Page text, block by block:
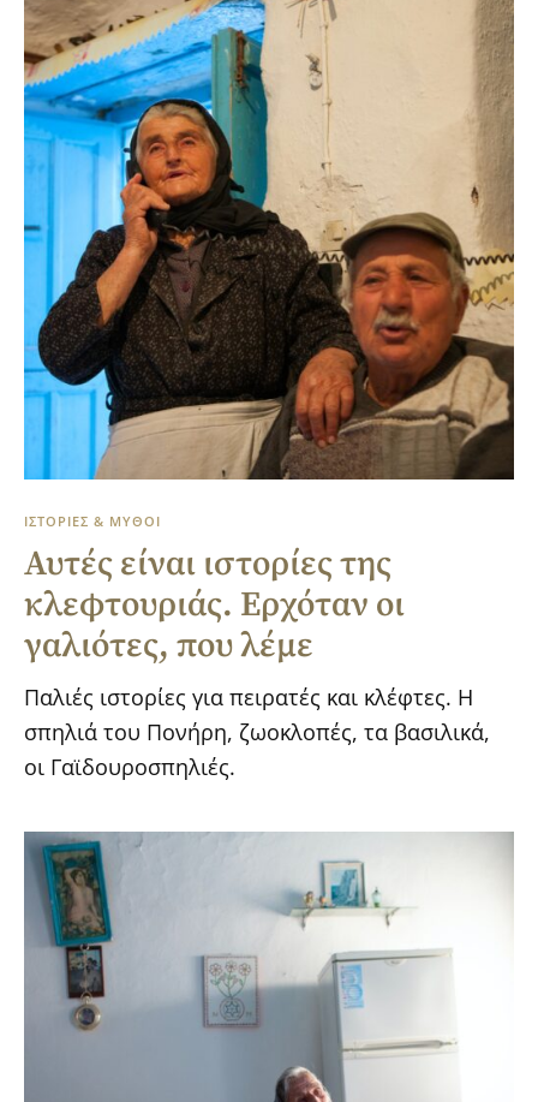
ΙΣΤΟΡΙΕΣ & ΜΥΘΟΙ
Αυτές είναι ιστορίες της
κλεφτουριάς. Ερχόταν οι
γαλιότες, που λέμε
Παλιές ιστορίες για πειρατές και κλέφτες. Η
σπηλιά του Πονήρη, ζωοκλοπές, τα βασιλικά,
οι Γαϊδουροσπηλιές.